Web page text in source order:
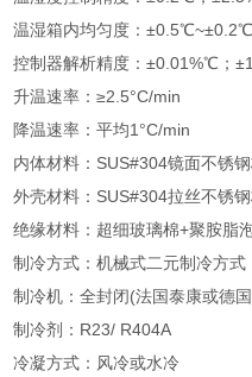
温湿箱内均匀度：
控制器解析精度：±0.01%℃；
升温速率：≥2.5°C/min
降温速率：平均1°C/min
内体材料：SUS#304镜面不锈钢
外壳材料：SUS#304拉丝不锈
绝缘材料：超细玻璃棉+聚胺脂
制冷方式：机械式二元制冷方式
制冷机：全封闭(法国泰康或德
制冷剂：R23/ R404A
冷凝方式：风冷或水冷